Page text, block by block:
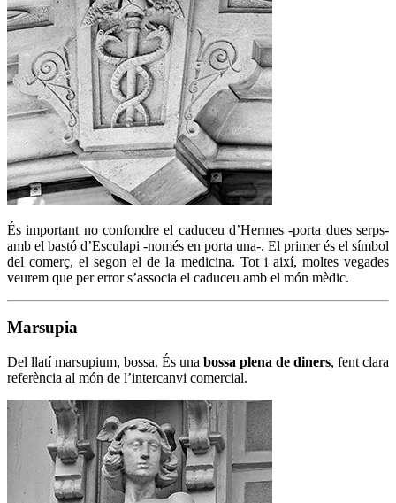
És important no confondre el caduceu d’Hermes -porta dues serps-
amb el bastó d’Esculapi -només en porta una-. El primer és el símbol
del comerç, el segon el de la medicina. Tot i així, moltes vegades
veurem que per error s’associa el caduceu amb el món mèdic.
Marsupia
Del llatí marsupium, bossa. És una bossa plena de diners, fent clara
referència al món de l’intercanvi comercial.